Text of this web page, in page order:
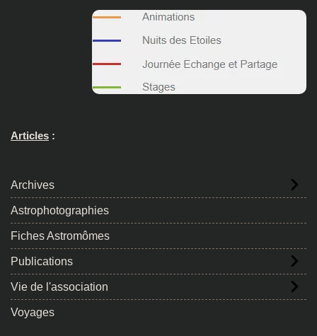
Articles :
Archives
Astrophotographies
Fiches Astromômes
Publications
Vie de l'association
Voyages